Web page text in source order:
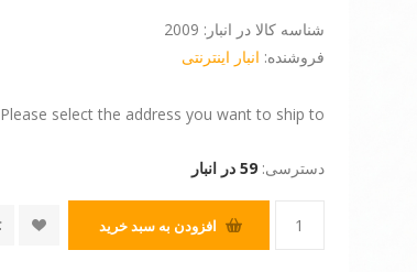
شناسه کالا در انبار: 2009
فروشنده: انبار اینترنتی
Please select the address you want to ship to
دسترسی: 59 در انبار
افزودن به سبد خرید